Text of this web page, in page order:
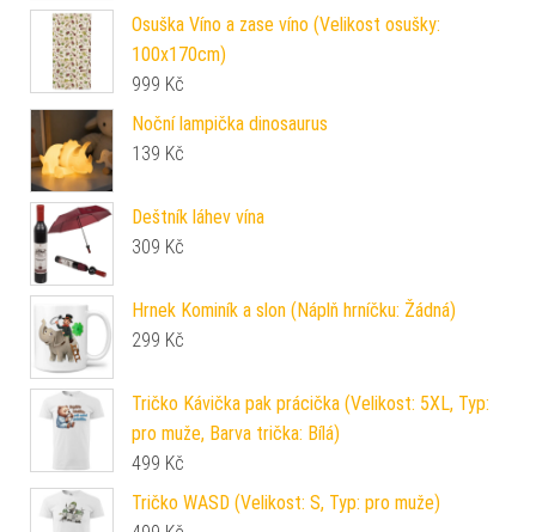
Osuška Víno a zase víno (Velikost osušky:
100x170cm)
999 Kč
Noční lampička dinosaurus
139 Kč
Deštník láhev vína
309 Kč
Hrnek Kominík a slon (Náplň hrníčku: Žádná)
299 Kč
Tričko Kávička pak prácička (Velikost: 5XL, Typ:
pro muže, Barva trička: Bílá)
499 Kč
Tričko WASD (Velikost: S, Typ: pro muže)